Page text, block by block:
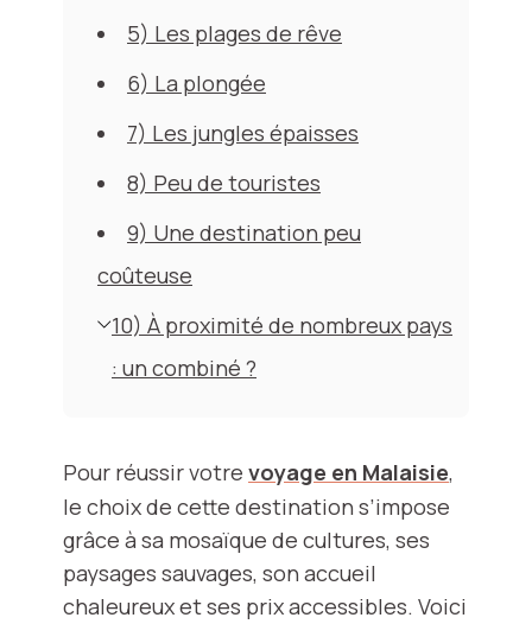
5) Les plages de rêve
6) La plongée
7) Les jungles épaisses
8) Peu de touristes
9) Une destination peu
coûteuse
10) À proximité de nombreux pays
: un combiné ?
Pour réussir votre voyage en Malaisie,
le choix de cette destination s’impose
grâce à sa mosaïque de cultures, ses
paysages sauvages, son accueil
chaleureux et ses prix accessibles. Voici